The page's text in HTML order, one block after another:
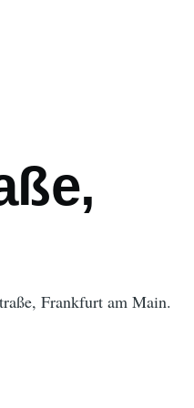
Frankfurt am Main.